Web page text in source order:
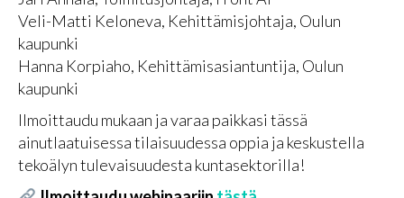
Veli-Matti Keloneva, Kehittämisjohtaja, Oulun
kaupunki
Hanna Korpiaho, Kehittämisasiantuntija, Oulun
kaupunki
Ilmoittaudu mukaan ja varaa paikkasi tässä
ainutlaatuisessa tilaisuudessa oppia ja keskustella
tekoälyn tulevaisuudesta kuntasektorilla!